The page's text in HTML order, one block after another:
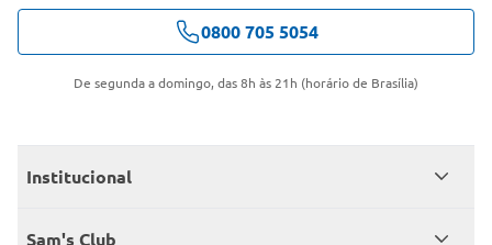
0800 705 5054
De segunda a domingo, das 8h às 21h (horário de Brasília)
Institucional
Quem somos
Sam's Club